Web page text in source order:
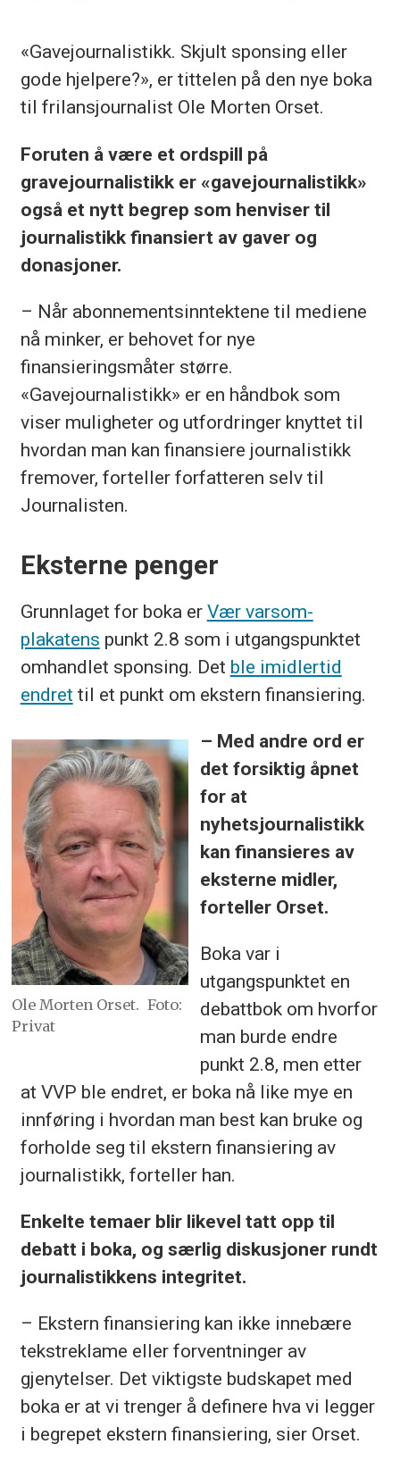
«Gavejournalistikk. Skjult sponsing eller
gode hjelpere?», er tittelen på den nye boka
til frilansjournalist Ole Morten Orset.
Foruten å være et ordspill på
gravejournalistikk er «gavejournalistikk»
også et nytt begrep som henviser til
journalistikk finansiert av gaver og
donasjoner.
– Når abonnementsinntektene til mediene
nå minker, er behovet for nye
finansieringsmåter større.
«Gavejournalistikk» er en håndbok som
viser muligheter og utfordringer knyttet til
hvordan man kan finansiere journalistikk
fremover, forteller forfatteren selv til
Journalisten.
Eksterne penger
Grunnlaget for boka er Vær varsom-
plakatens punkt 2.8 som i utgangspunktet
omhandlet sponsing. Det ble imidlertid
endret til et punkt om ekstern finansiering.
Ole Morten Orset. Foto:
Privat
– Med andre ord er
det forsiktig åpnet
for at
nyhetsjournalistikk
kan finansieres av
eksterne midler,
forteller Orset.
Boka var i
utgangspunktet en
debattbok om hvorfor
man burde endre
punkt 2.8, men etter
at VVP ble endret, er boka nå like mye en
innføring i hvordan man best kan bruke og
forholde seg til ekstern finansiering av
journalistikk, forteller han.
Enkelte temaer blir likevel tatt opp til
debatt i boka, og særlig diskusjoner rundt
journalistikkens integritet.
– Ekstern finansiering kan ikke innebære
tekstreklame eller forventninger av
gjenytelser. Det viktigste budskapet med
boka er at vi trenger å definere hva vi legger
i begrepet ekstern finansiering, sier Orset.